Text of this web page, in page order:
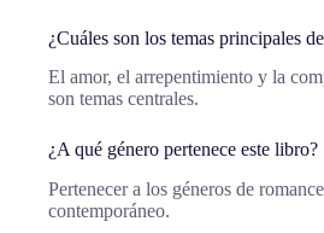
¿Cuáles son los temas principales
El amor, el arrepentimiento y la
son temas centrales.
¿A qué género pertenece este libro?
Pertenecer a los géneros de
contemporáneo.